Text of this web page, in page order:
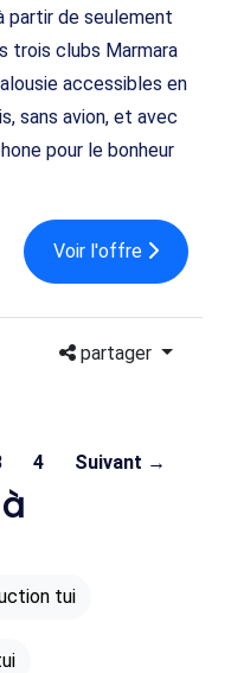
partir de seulement
trois clubs Marmara
accessibles en
sans avion, et avec
pour le bonheur
Voir l'offre
partager
4 Suivant →
tui